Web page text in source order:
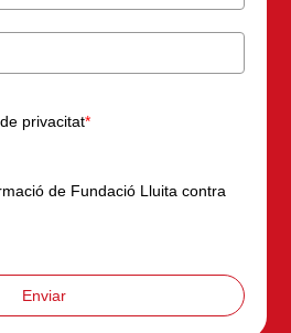
privacitat*
de Fundació Lluita contra
Enviar